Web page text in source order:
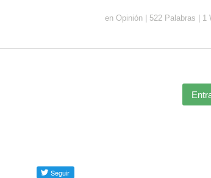
en Opinión 522 Palabras 1